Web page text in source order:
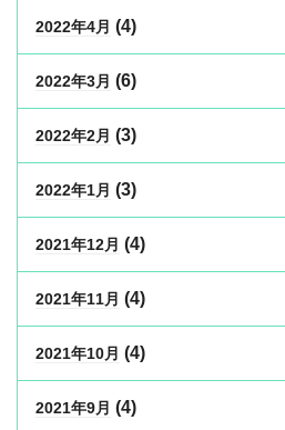
2022年4月 (4)
2022年3月 (6)
2022年2月 (3)
2022年1月 (3)
2021年12月 (4)
2021年11月 (4)
2021年10月 (4)
2021年9月 (4)